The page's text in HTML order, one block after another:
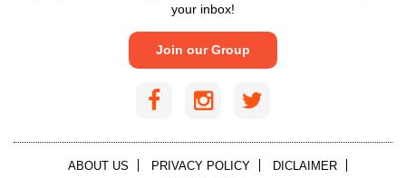
your inbox!
Join our Group
ABOUT US PRIVACY POLICY
DICLAIMER